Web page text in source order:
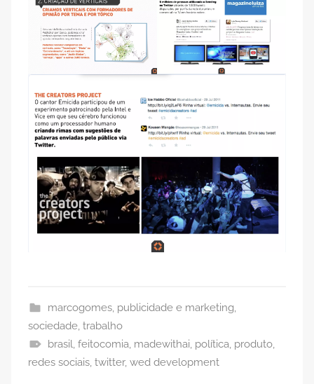
marcogomes, publicidade e marketing,
sociedade, trabalho
brasil, feitocomia, madewithai, política, produto,
redes sociais, twitter, wed development